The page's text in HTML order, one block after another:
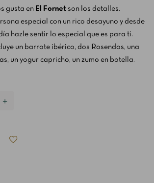
gusta en El Fornet son los detalles.
especial con un rico desayuno y desde
hazle sentir lo especial que es para ti.
un barrote ibérico, dos Rosendos, una
un yogur capricho, un zumo en botella.